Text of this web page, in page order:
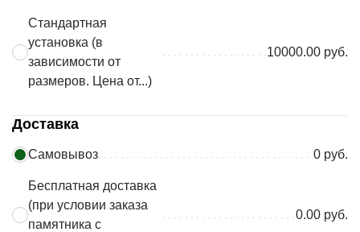
Стандартная
установка (в
зависимости от
размеров. Цена от...)
10000.00 руб.
Доставка
Самовывоз 0 руб.
Бесплатная доставка
(при условии заказа
памятника с
0.00 руб.